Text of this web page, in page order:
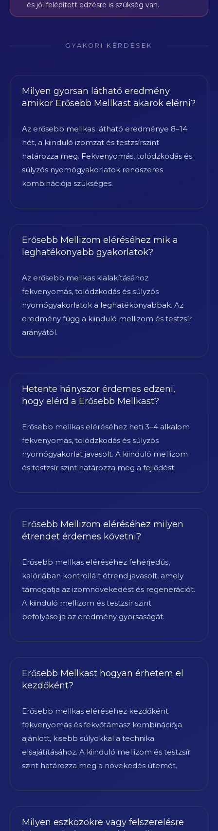
és jól felépített edzésre is szükség van.
GYAKORI KÉRDÉSEK
Milyen gyorsan látható eredmény
amikor Erősebb Mellkast akarok elérni?
Az erősebb mellkas látható eredménye 8–14
hét, a kiinduló izomzat és testzsírszint
határozza meg. Fekvenyomás, tolódzkodás és
súlyzós nyomógyakorlatok rendszeres
kombinációja szükséges.
Erősebb Mellizom eléréséhez mik a
leghatékonyabb gyakorlatok?
Az erősebb mellkas kialakításához
fekvenyomás, tolódzkodás és súlyzós
nyomógyakorlatok a leghatékonyabbak. Az
eredmény függ a kiinduló mellizom és testzsír
arányától.
Hetente hányszor érdemes edzeni,
hogy elérd a Erősebb Mellkast?
Erősebb mellkas eléréséhez heti 3–4 alkalom
fekvenyomás, tolódzkodás és súlyzós
nyomógyakorlat javasolt. A kiinduló mellizom
és testzsír szint határozza meg a fejlődést.
Erősebb Mellizom eléréséhez milyen
étrendet érdemes követni?
Erősebb mellkas eléréséhez fehérjedús,
kalóriában kontrollált étrend javasolt, amely
támogatja az izomnövekedést és regenerációt.
A kiinduló mellizom és testzsír szint
befolyásolja az eredmény gyorsaságát.
Erősebb Mellkast hogyan érhetem el
kezdőként?
Erősebb mellkas eléréséhez kezdőként
fekvenyomás és fekvőtámasz kombinációja
ajánlott, kisebb súlyokkal a technika
elsajátításához. A kiinduló mellizom és testzsír
szint határozza meg a növekedés ütemét.
Milyen eszközökre vagy felszerelésre